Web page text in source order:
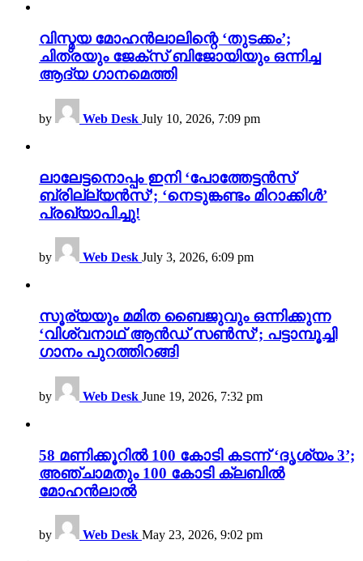
വിസ്മയ മോഹൻലാലിന്റെ ‘തുടക്കം’;
ചിത്രയും ജേക്സ് ബിജോയിയും ഒന്നിച്ച
ആദ്യ ഗാനമെത്തി
by Web Desk July 10, 2026, 7:09 pm
ലാലേട്ടനൊപ്പം ഇനി ‘പോത്തേട്ടൻസ്
ബ്രില്ല്യൻസ്’; ‘നെടുങ്കണ്ടം മിറാക്കിൾ’
പ്രഖ്യാപിച്ചു!
by Web Desk July 3, 2026, 6:09 pm
സൂര്യയും മമിത ബൈജുവും ഒന്നിക്കുന്ന
‘വിശ്വനാഥ് ആൻഡ് സൺസ്’; പട്ടാമ്പൂച്ചി
ഗാനം പുറത്തിറങ്ങി
by Web Desk June 19, 2026, 7:32 pm
58 മണിക്കൂറിൽ 100 കോടി കടന്ന് ‘ദൃശ്യം 3’;
അഞ്ചാമതും 100 കോടി ക്ലബിൽ
മോഹൻലാൽ
by Web Desk May 23, 2026, 9:02 pm